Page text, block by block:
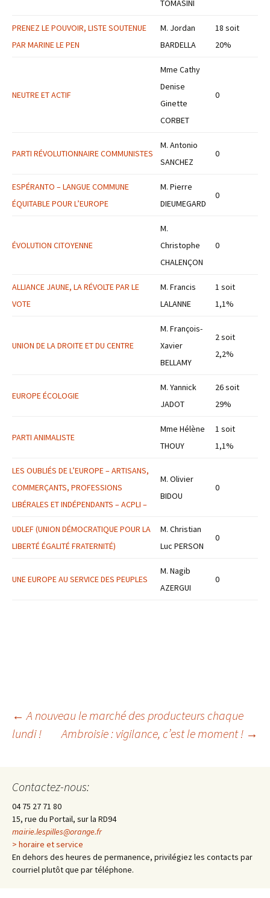
TOMASINI
PRENEZ LE POUVOIR, LISTE SOUTENUE
PAR MARINE LE PEN
M. Jordan
BARDELLA
18 soit
20%
NEUTRE ET ACTIF
Mme Cathy
Denise
Ginette
CORBET
0
PARTI RÉVOLUTIONNAIRE COMMUNISTES
M. Antonio
SANCHEZ
0
ESPÉRANTO – LANGUE COMMUNE
ÉQUITABLE POUR L’EUROPE
M. Pierre
DIEUMEGARD
0
ÉVOLUTION CITOYENNE
M.
Christophe
CHALENÇON
0
ALLIANCE JAUNE, LA RÉVOLTE PAR LE
VOTE
M. Francis
LALANNE
1 soit
1,1%
UNION DE LA DROITE ET DU CENTRE
M. François-
Xavier
BELLAMY
2 soit
2,2%
EUROPE ÉCOLOGIE
M. Yannick
JADOT
26 soit
29%
PARTI ANIMALISTE
Mme Hélène
THOUY
1 soit
1,1%
LES OUBLIÉS DE L’EUROPE – ARTISANS,
COMMERÇANTS, PROFESSIONS
LIBÉRALES ET INDÉPENDANTS – ACPLI –
M. Olivier
BIDOU
0
UDLEF (UNION DÉMOCRATIQUE POUR LA
LIBERTÉ ÉGALITÉ FRATERNITÉ)
M. Christian
Luc PERSON
0
UNE EUROPE AU SERVICE DES PEUPLES
M. Nagib
AZERGUI
0
Navigation
des
articles
← A nouveau le marché des producteurs chaque
lundi !
Ambroisie : vigilance, c’est le moment ! →
Contactez-nous:
04 75 27 71 80
15, rue du Portail, sur la RD94
mairie.lespilles@orange.fr
> horaire et service
En dehors des heures de permanence, privilégiez les contacts par
courriel plutôt que par téléphone.